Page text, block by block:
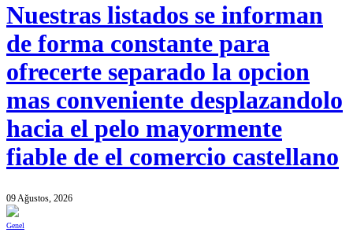
Nuestras listados se informan
de forma constante para
ofrecerte separado la opcion
mas conveniente desplazandolo
hacia el pelo mayormente
fiable de el comercio castellano
09 Ağustos, 2026
Genel